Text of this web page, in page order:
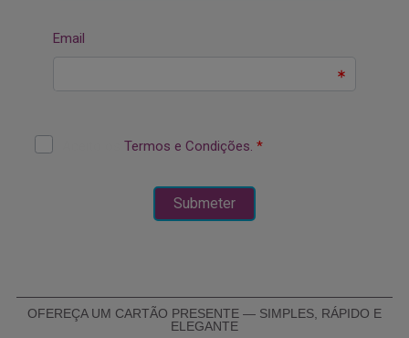
OFEREÇA UM CARTÃO PRESENTE — SIMPLES, RÁPIDO E
ELEGANTE